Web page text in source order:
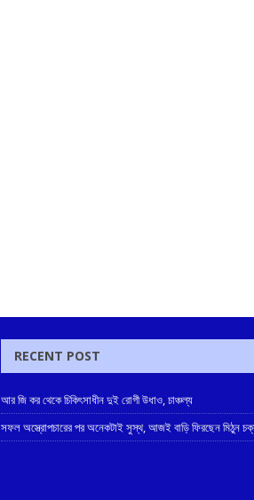
RECENT POST
আর জি কর থেকে চিকিৎসাধীন দুই রোগী উধাও, চাঞ্চল্য
সফল অস্ত্রোপচারের পর অনেকটাই সুস্থ, আজই বাড়ি ফিরছেন মিঠুন